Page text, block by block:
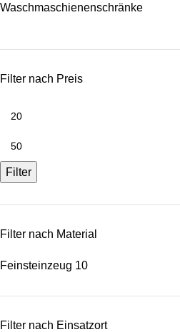
Waschmaschienenschränke
Filter nach Preis
Filter
Filter nach Material
Feinsteinzeug 10
Filter nach Einsatzort